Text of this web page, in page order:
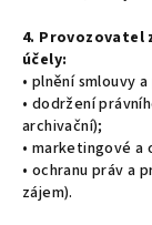
4. Provozovatel
účely:
• plnění smlouvy
• dodržení
archivační);
• marketingové a
• ochranu práv a
zájem).